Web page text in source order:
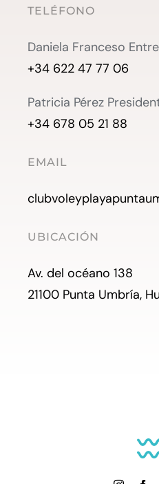
TELÉFONO
Daniela Franceso
+34 622 47 77 06
Patricia Pérez
+34 678 05 21 88
EMAIL
UBICACIÓN
Av. del océano 138
21100 Punta Umbría,